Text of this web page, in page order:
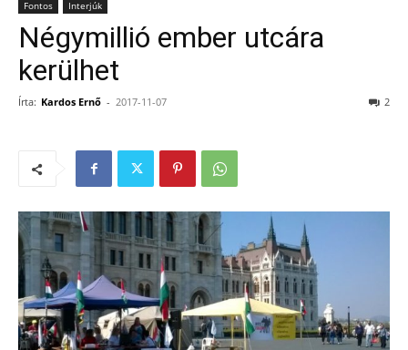
Fontos Interjúk
Négymillió ember utcára
kerülhet
Írta: Kardos Ernő - 2017-11-07 2